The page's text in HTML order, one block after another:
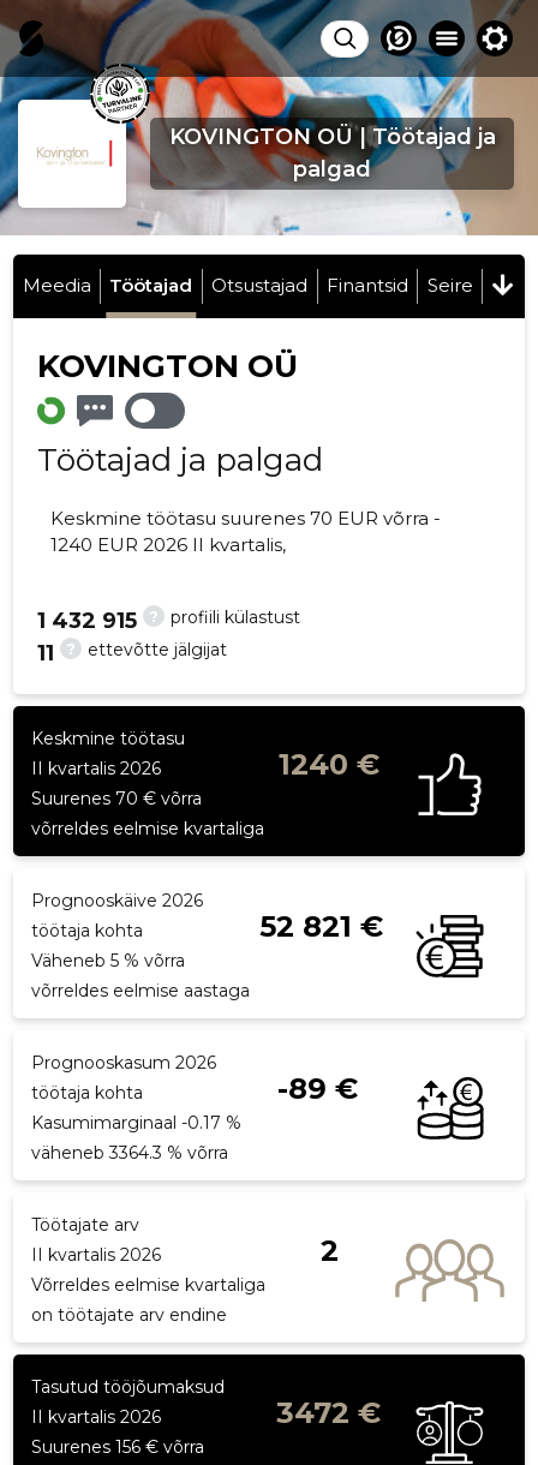
KOVINGTON OÜ | Töötajad ja
palgad
Meedia Töötajad Otsustajad Finantsid Seire
KOVINGTON OÜ
Töötajad ja palgad
Keskmine töötasu suurenes 70 EUR võrra -
1240 EUR 2026 II kvartalis,
? profiili külastust
1 432 915
? ettevõtte jälgijat
11
Keskmine töötasu
II kvartalis 2026
1240 €
Suurenes 70 € võrra
võrreldes eelmise kvartaliga
Prognooskäive 2026
töötaja kohta
52 821 €
Väheneb 5 % võrra
võrreldes eelmise aastaga
Prognooskasum 2026
töötaja kohta
-89 €
Kasumimarginaal -0.17 %
väheneb 3364.3 % võrra
Töötajate arv
II kvartalis 2026
2
Võrreldes eelmise kvartaliga
on töötajate arv endine
Tasutud tööjõumaksud
II kvartalis 2026
3472 €
Suurenes 156 € võrra